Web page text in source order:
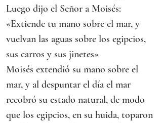
Luego dijo el Señor a Moisés:
«Extiende tu mano sobre el mar, y
vuelvan las aguas sobre los egipcios,
sus carros y sus jinetes»
Moisés extendió su mano sobre el
mar, y al despuntar el día el mar
recobró su estado natural, de modo
que los egipcios, en su huida, toparon